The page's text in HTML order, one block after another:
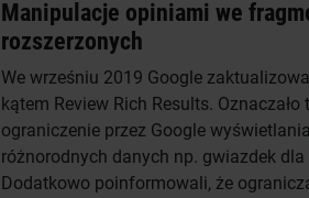
Manipulacje opiniami we
rozszerzonych
We wrześniu 2019 Google
kątem Review Rich Results.
ograniczenie przez Google
różnorodnych danych np. gwiazdek
Dodatkowo poinformowali, że